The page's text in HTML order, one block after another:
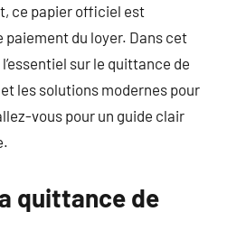
ce papier officiel est
du loyer. Dans cet
sur le quittance de
les solutions modernes pour
vous pour un guide clair
quittance de